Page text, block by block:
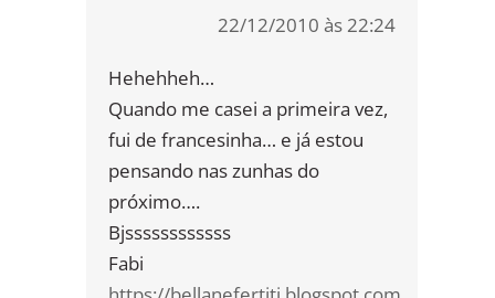
22/12/2010 às 22:24
Hehehheh…
Quando me casei a primeira vez,
fui de francesinha… e já estou
pensando nas zunhas do
próximo….
Bjssssssssssss
Fabi